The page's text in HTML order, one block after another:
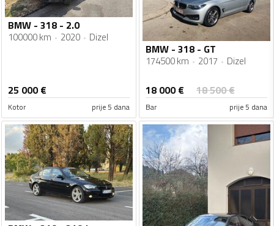
BMW - 318 - 2.0
100000 km 2020 Dizel
25 000€
Kotor prije 5 dana
BMW - 318 - GT
174500 km 2017 Dizel
18 000€ 18 500€
Bar prije 5 dana